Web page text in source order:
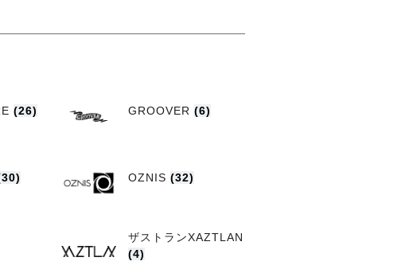
(26) GROOVER (6)
OZNIS (32)
ザストランXAZTLAN
(4)